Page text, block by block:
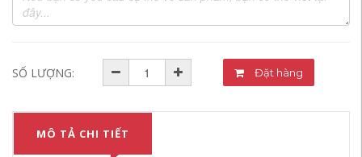
SỐ LƯỢNG: Đặt hàng
MÔ TẢ CHI TIẾT